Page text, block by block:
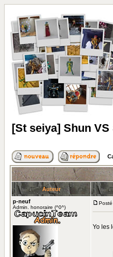
[St seiya] Shun VS
Auteur
p-neuf
Admin. honoraire (^0^)
Yo les